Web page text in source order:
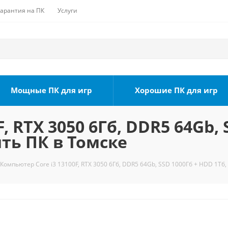
на ПК Услуги
Мощные ПК для игр Хорошие ПК для игр
3050 6Гб, DDR5 64Gb,
ПК в Томске
Компьютер Core i3 13100F, RTX 3050 6Гб, DDR5 64Gb, SSD 1000Гб + HDD